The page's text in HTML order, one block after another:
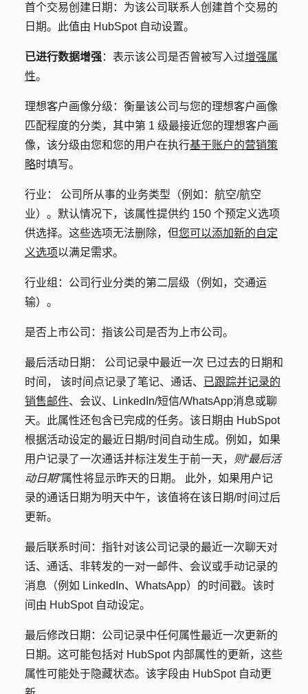
首个交易创建日期： 为该公司联系人创建首个交易的
日期。此值由 HubSpot 自动设置。
已进行数据增强：表示该公司是否曾被写入过增强属
性。
理想客户画像分级： 衡量该公司与您的理想客户画像
匹配程度的分类，其中第 1 级最接近您的理想客户画
像，该分级由您和您的用户在执行基于账户的营销策
略时填写。
行业：
公司所从事的业务类型（例如：航空/航空
业）。默认情况下，该属性提供约 150 个预定义选项
供选择。这些选项无法删除，但您可以添加新的自定
义选项以满足需求。
行业组 ：公司行业分类的第二层级（例如，交通运
输）。
是否上市公司： 指该公司是否为上市公司。
最后活动日期： 公司记录中最近一次 已过去的日期和
时间 ， 该时间点记录了笔记、通话、
已跟踪并记录的
销售邮件、会议、LinkedIn/短信/WhatsApp消息或聊
天。此属性还包含已完成的任务。该日期由 HubSpot
根据活动设定的最近日期/时间自动生成。例如，如果
用户记录了一次通话并标注发生于前一天，
则“最后活
动日期”属性将显示昨天的日期。 此外，如果用户记
录的通话日期为明天中午，该值将在该日期/时间过后
更新。
最后联系时间： 指针对该公司记录的最近一次聊天对
话、通话、非转发的一对一邮件、会议或手动记录的
消息（例如 LinkedIn、WhatsApp）的时间戳。该时
间由 HubSpot 自动设定。
最后修改日期： 公司记录中任何属性最近一次更新的
日期。这可能包括对 HubSpot 内部属性的更新，这些
属性可能处于隐藏状态。该字段由 HubSpot 自动更